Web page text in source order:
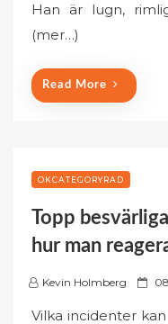
s
Han är lugn,
(mer…)
Read More
OKCATEGORYRAD
Topp
hur man
Kevin Holmberg
P
Vilka incidenter